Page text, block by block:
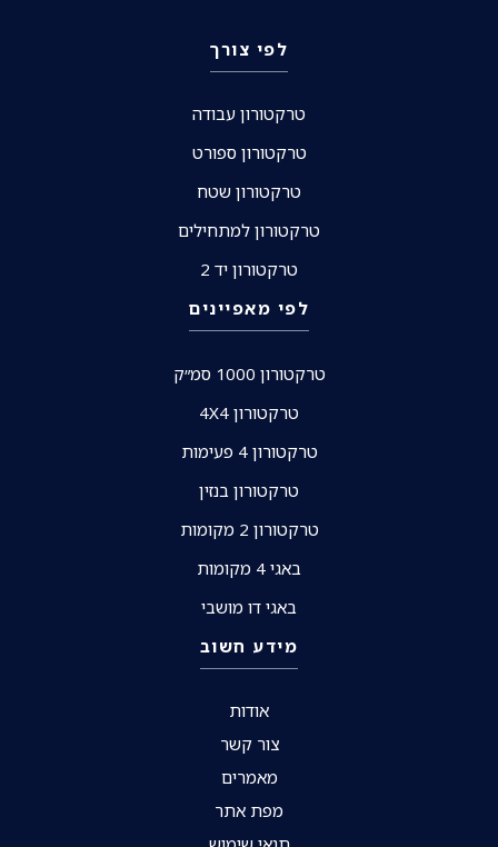
לפי צורך
טרקטורון עבודה
טרקטורון ספורט
טרקטורון שטח
טרקטורון למתחילים
טרקטורון יד 2
לפי מאפיינים
טרקטורון 1000 סמ״ק
טרקטורון 4X4
טרקטורון 4 פעימות
טרקטורון בנזין
טרקטורון 2 מקומות
באגי 4 מקומות
באגי דו מושבי
מידע חשוב
אודות
צור קשר
מאמרים
מפת אתר